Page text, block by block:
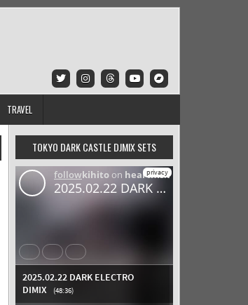
TRAVEL
TOKYO DARK CASTLE DJMIX SETS